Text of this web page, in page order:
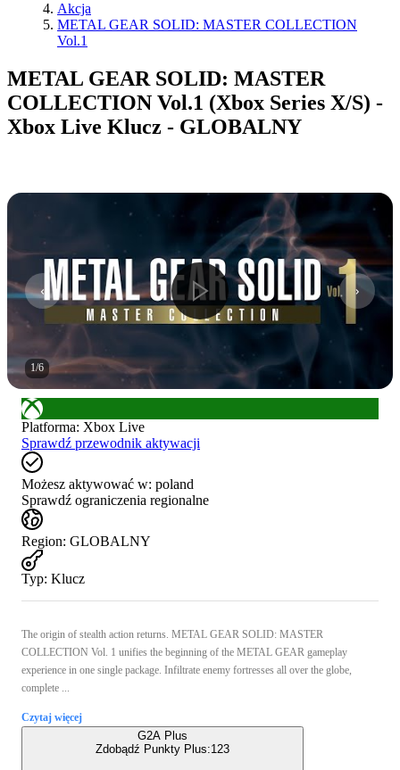
Akcja
METAL GEAR SOLID: MASTER COLLECTION
Vol.1
METAL GEAR SOLID: MASTER
COLLECTION Vol.1 (Xbox Series X/S) -
Xbox Live Klucz - GLOBALNY
1/6
Platforma: Xbox Live
Sprawdź przewodnik aktywacji
Możesz aktywować w: poland
Sprawdź ograniczenia regionalne
Region: GLOBALNY
Typ: Klucz
The origin of stealth action returns. METAL GEAR SOLID: MASTER
COLLECTION Vol. 1 unifies the beginning of the METAL GEAR gameplay
experience in one single package. Infiltrate enemy fortresses all over the globe,
complete ...
Czytaj więcej
G2A Plus
Zdobądź Punkty Plus:123